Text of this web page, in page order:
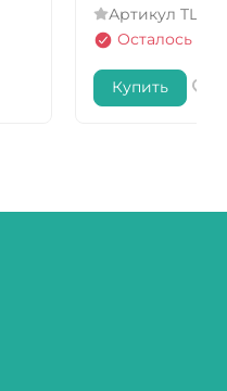
Артикул TLF-
Осталось
Купить